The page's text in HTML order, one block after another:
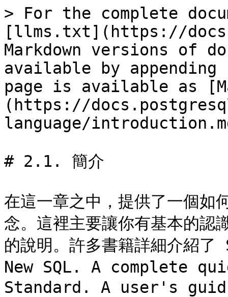
> For the complete
[llms.txt](https://
Markdown versions of
available by
page is available as
(https://
language/
# 2.1. 簡介
在這一章之中，提供了一個如
念。這裡主要讓你有基本的認
的說明。許多書籍詳細介紹
New SQL. A complete
Standard. A user's